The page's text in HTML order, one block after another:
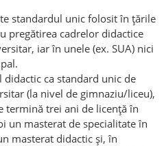
standardul unic folosit în ţările
pregătirea cadrelor didactice
iar în unele (ex. SUA) nici
didactic ca standard unic de
(la nivel de gimnaziu/liceu),
termină trei ani de licenţă în
un masterat de specialitate în
masterat didactic şi, în